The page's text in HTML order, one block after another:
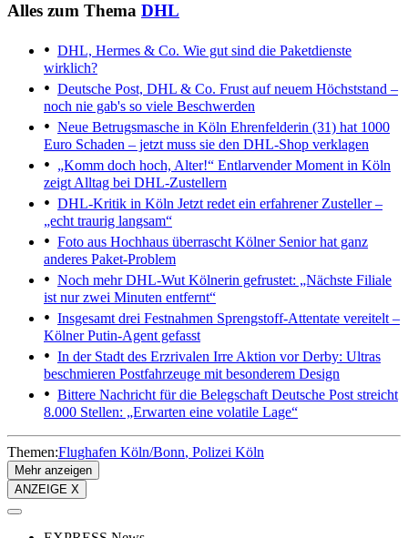
Alles zum Thema DHL
DHL, Hermes & Co. Wie gut sind die Paketdienste
wirklich?
Deutsche Post, DHL & Co. Frust auf neuem Höchststand –
noch nie gab's so viele Beschwerden
Neue Betrugsmasche in Köln Ehrenfelderin (31) hat 1000
Euro Schaden – jetzt muss sie den DHL-Shop verklagen
„Komm doch hoch, Alter!“ Entlarvender Moment in Köln
zeigt Alltag bei DHL-Zustellern
DHL-Kritik in Köln Jetzt redet ein erfahrener Zusteller –
„echt traurig langsam“
Foto aus Hochhaus überrascht Kölner Senior hat ganz
anderes Paket-Problem
Noch mehr DHL-Wut Kölnerin gefrustet: „Nächste Filiale
ist nur zwei Minuten entfernt“
Insgesamt drei Festnahmen Sprengstoff-Attentate vereitelt –
Kölner Putin-Agent gefasst
In der Stadt des Erzrivalen Irre Aktion vor Derby: Ultras
beschmieren Postfahrzeuge mit besonderem Design
Bittere Nachricht für die Belegschaft Deutsche Post streicht
8.000 Stellen: „Erwarten eine volatile Lage“
Themen:Flughafen Köln/Bonn Polizei Köln
Mehr anzeigen
ANZEIGE X